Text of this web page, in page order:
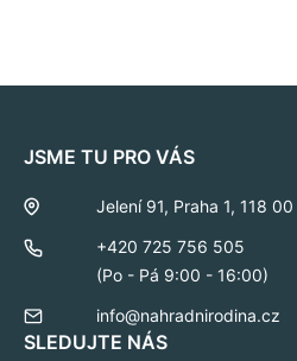
JSME TU PRO VÁS
Jelení 91, Praha 1, 118 00
+420 725 756 505
(Po - Pá 9:00 - 16:00)
info@nahradnirodina.cz
SLEDUJTE NÁS